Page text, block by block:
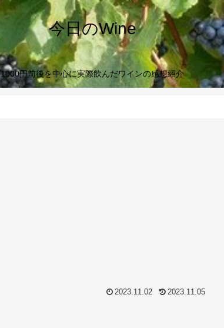
今日のWine
1000円前後を中心に実際飲んだワインの感想紹介
2023.11.02 2023.11.05